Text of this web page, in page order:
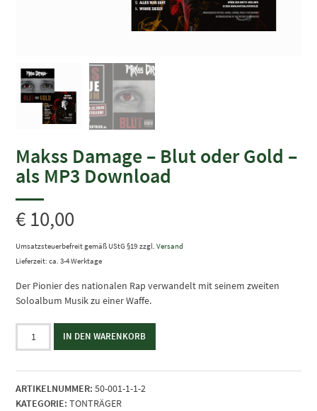
Makss Damage – Blut oder Gold –
als MP3 Download
€ 10,00
Umsatzsteuerbefreit gemäß UStG §19 zzgl.Versand
Lieferzeit: ca. 3-4 Werktage
Der Pionier des nationalen Rap verwandelt mit seinem zweiten
Soloalbum Musik zu einer Waffe.
Makss
Damage
Blut
oder
Gold
IN DEN WARENKORB
ARTIKELNUMMER: 50-001-1-1-2
KATEGORIE: TONTRÄGER